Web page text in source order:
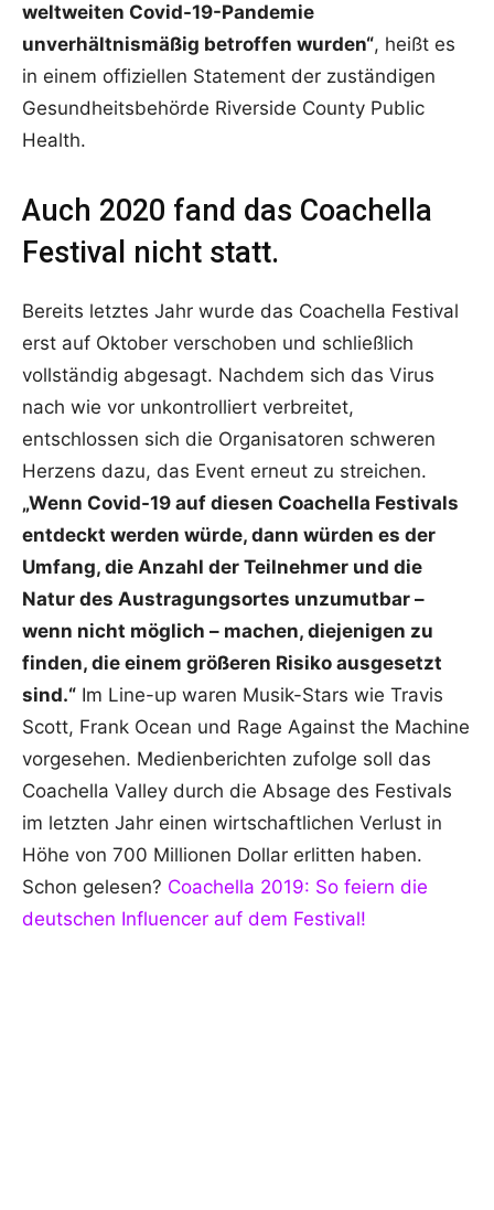
weltweiten Covid-19-Pandemie
unverhältnismäßig betroffen wurden“, heißt es
in einem offiziellen Statement der zuständigen
Gesundheitsbehörde Riverside County Public
Health.
Auch 2020 fand das Coachella
Festival nicht statt.
Bereits letztes Jahr wurde das Coachella Festival
erst auf Oktober verschoben und schließlich
vollständig abgesagt. Nachdem sich das Virus
nach wie vor unkontrolliert verbreitet,
entschlossen sich die Organisatoren schweren
Herzens dazu, das Event erneut zu streichen.
„Wenn Covid-19 auf diesen Coachella Festivals
entdeckt werden würde, dann würden es der
Umfang, die Anzahl der Teilnehmer und die
Natur des Austragungsortes unzumutbar –
wenn nicht möglich – machen, diejenigen zu
finden, die einem größeren Risiko ausgesetzt
sind.“ Im Line-up waren Musik-Stars wie Travis
Scott, Frank Ocean und Rage Against the Machine
vorgesehen. Medienberichten zufolge soll das
Coachella Valley durch die Absage des Festivals
im letzten Jahr einen wirtschaftlichen Verlust in
Höhe von 700 Millionen Dollar erlitten haben.
Schon gelesen? Coachella 2019: So feiern die
deutschen Influencer auf dem Festival!